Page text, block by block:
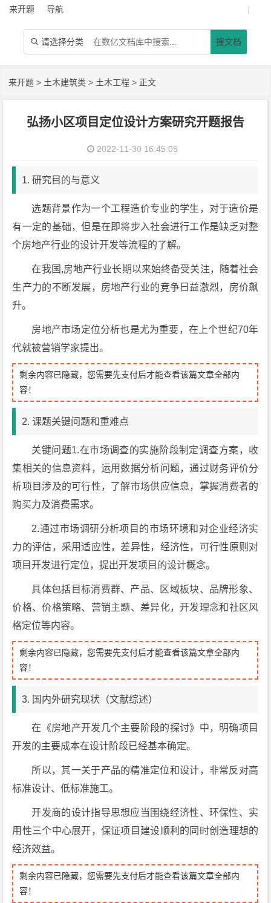
来开题 导航 |
 请选择分类 搜文档
来开题 > 土木建筑类 > 土木工程 > 正文
弘扬小区项目定位设计方案研究开题报告
2022-11-30 16:45:05
1. 研究目的与意义
选题背景作为一个工程造价专业的学生，对于造价是
有一定的基础，但是在即将步入社会进行工作是缺乏对整
个房地产行业的设计开发等流程的了解。
在我国,房地产行业长期以来始终备受关注，随着社会
生产力的不断发展，房地产行业的竞争日益激烈，房价飙
升。
房地产市场定位分析也是尤为重要，在上个世纪70年
代就被营销学家提出。
剩余内容已隐藏，您需要先支付后才能查看该篇文章全部内
容！
2. 课题关键问题和重难点
关键问题1.在市场调查的实施阶段制定调查方案，收
集相关的信息资料，运用数据分析问题，通过财务评价分
析项目涉及的可行性，了解市场供应信息，掌握消费者的
购买力及消费需求。
2.通过市场调研分析项目的市场环境和对企业经济实
力的评估，采用适应性，差异性，经济性，可行性原则对
项目开发进行定位，提出开发项目的设计概念。
具体包括目标消费群、产品、区域板块、品牌形象、
价格、价格策略、营销主题、差异化，开发理念和社区风
格定位等内容。
剩余内容已隐藏，您需要先支付后才能查看该篇文章全部内
容！
3. 国内外研究现状（文献综述）
在《房地产开发几个主要阶段的探讨》中，明确项目
开发的主要成本在设计阶段已经基本确定。
所以，其一关于产品的精准定位和设计，非常反对高
标准设计、低标准施工。
开发商的设计指导思想应当围绕经济性、环保性、实
用性三个中心展开，保证项目建设顺利的同时创造理想的
经济效益。
剩余内容已隐藏，您需要先支付后才能查看该篇文章全部内
容！